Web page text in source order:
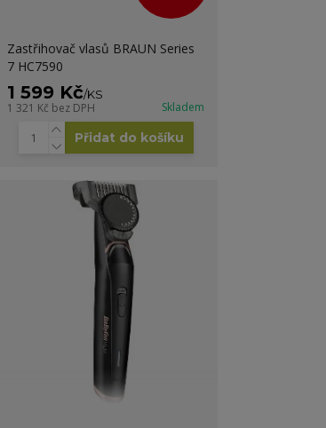
Zastřihovač vlasů BRAUN Series
7 HC7590
1 599 Kč/KS
1 321 Kč bez DPH Skladem
Přidat do košíku